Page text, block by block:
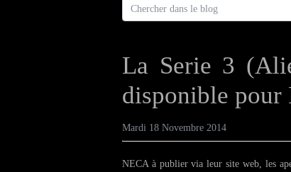
La Serie 3
disponible pour
Mardi 18 Novembre 2014
NECA à publier via leur site web, les